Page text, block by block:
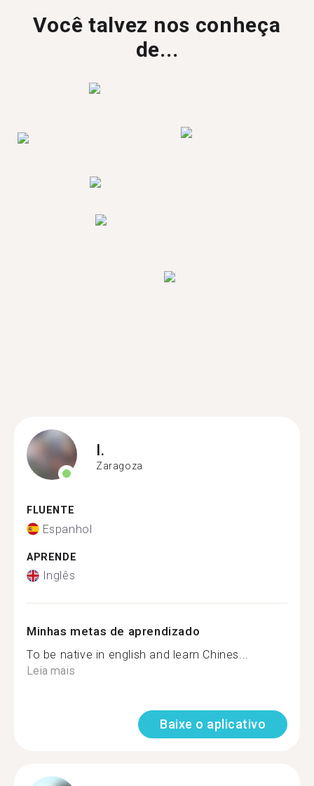
Você talvez nos conheça
de...
I.
Zaragoza
FLUENTE
Espanhol
APRENDE
Inglês
Minhas metas de aprendizado
To be native in english and learn Chines...
Leia mais
Baixe o aplicativo